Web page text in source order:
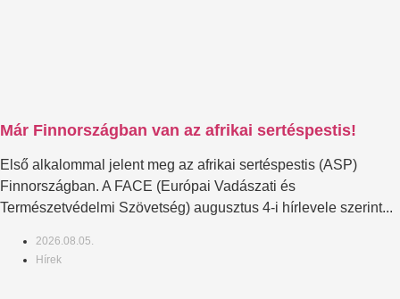
Már Finnországban van az afrikai sertéspestis!
Első alkalommal jelent meg az afrikai sertéspestis (ASP)
Finnországban. A FACE (Európai Vadászati és
Természetvédelmi Szövetség) augusztus 4-i hírlevele szerint...
2026.08.05.
Hírek